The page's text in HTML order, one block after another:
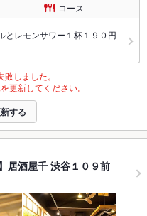
コース
とレモンサワー１杯１９０円
しました。
更新してください。
する
居酒屋千 渋谷１０９前